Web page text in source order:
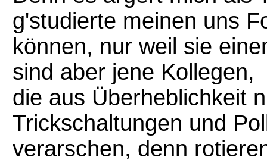
g'studierte meinen uns
können, nur weil sie
sind aber jene Kollegen,
die aus Überheblichkeit
Trickschaltungen und
verarschen, denn